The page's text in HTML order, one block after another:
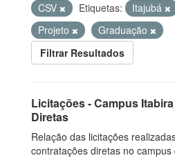
CSV
Etiquetas: Itajubá
Projeto
Graduação
Filtrar Resultados
Licitações - Campus
Diretas
Relação das licitações
contratações diretas no campus